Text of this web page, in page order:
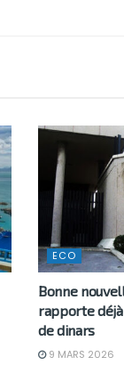
ECO
Bonne
rapporte
de dinars
9 MARS 2026